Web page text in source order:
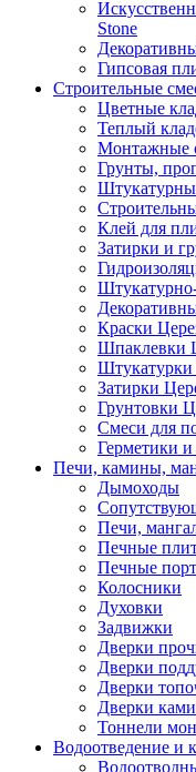
Stone
Гипсовая
Строительные
Цветные
Теплый
Монтажные
Грунты,
Клей для
Затирки и
Краски
Шпаклевки
Штукатурки
Затирки
Грунтовки
Смеси для
Герметики
Печи, камины,
Дымоходы
Печи,
Печные
Печные
Колосники
Духовки
Задвижки
Дверки
Дверки
Дверки
Дверки
Тоннели
Водоотведение и